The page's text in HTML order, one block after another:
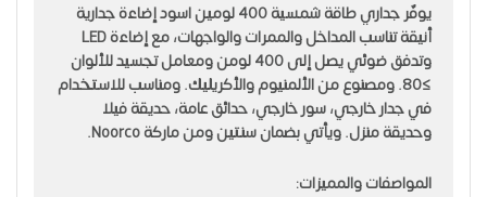
يوفّر جداري طاقة شمسية 400 لومين اسود إضاءة جدارية
أنيقة تناسب المداخل والممرات والواجهات، مع إضاءة LED
وتدفق ضوئي يصل إلى 400 لومن ومعامل تجسيد للألوان
≥80. ومصنوع من الألمنيوم والأكريليك. ومناسب للاستخدام
في جدار خارجي، سور خارجي، حدائق عامة، حديقة فيلا
وحديقة منزل. ويأتي بضمان سنتين ومن ماركة Noorco.
المواصفات والمميزات: